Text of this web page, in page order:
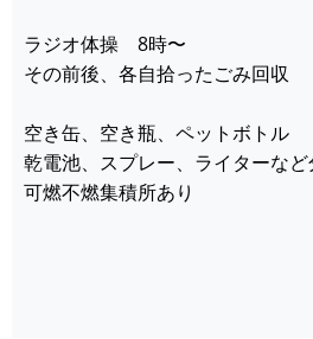
ラジオ体操 8時〜
その前後、各自拾ったごみ回収
空き缶、空き瓶、ペットボトル
乾電池、スプレー、ライターな
可燃不燃集積所あり